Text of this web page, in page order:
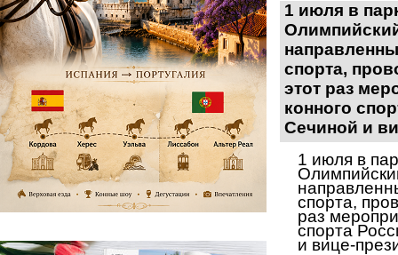
1 июля в
спорта,
этот раз
конного
Сечиной и
1 июля в
спорта,
раз
спорта
и вице-